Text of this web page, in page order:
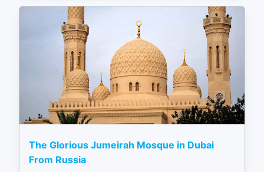
The Glorious Jumeirah Mosque in Dubai
From Russia